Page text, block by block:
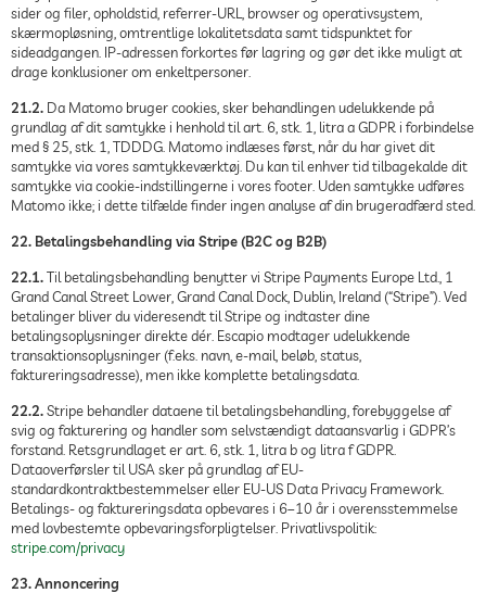
sider og filer, opholdstid, referrer-URL, browser og operativsystem,
skærmopløsning, omtrentlige lokalitetsdata samt tidspunktet for
sideadgangen. IP-adressen forkortes før lagring og gør det ikke muligt at
drage konklusioner om enkeltpersoner.
21.2. Da Matomo bruger cookies, sker behandlingen udelukkende på
grundlag af dit samtykke i henhold til art. 6, stk. 1, litra a GDPR i forbindelse
med § 25, stk. 1, TDDDG. Matomo indlæses først, når du har givet dit
samtykke via vores samtykkeværktøj. Du kan til enhver tid tilbagekalde dit
samtykke via cookie-indstillingerne i vores footer. Uden samtykke udføres
Matomo ikke; i dette tilfælde finder ingen analyse af din brugeradfærd sted.
22. Betalingsbehandling via Stripe (B2C og B2B)
22.1.Til betalingsbehandling benytter vi Stripe Payments Europe Ltd., 1
Grand Canal Street Lower, Grand Canal Dock, Dublin, Ireland (“Stripe”). Ved
betalinger bliver du videresendt til Stripe og indtaster dine
betalingsoplysninger direkte dér. Escapio modtager udelukkende
transaktionsoplysninger (f.eks. navn, e-mail, beløb, status,
faktureringsadresse), men ikke komplette betalingsdata.
22.2.Stripe behandler dataene til betalingsbehandling, forebyggelse af
svig og fakturering og handler som selvstændigt dataansvarlig i GDPR’s
forstand. Retsgrundlaget er art. 6, stk. 1, litra b og litra f GDPR.
Dataoverførsler til USA sker på grundlag af EU-
standardkontraktbestemmelser eller EU-US Data Privacy Framework.
Betalings- og faktureringsdata opbevares i 6–10 år i overensstemmelse
med lovbestemte opbevaringsforpligtelser. Privatlivspolitik:
stripe.com/privacy
23. Annoncering